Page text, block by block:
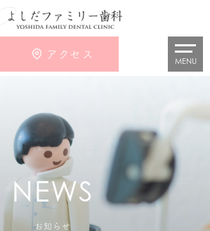
アクセス
MENU
お知らせ